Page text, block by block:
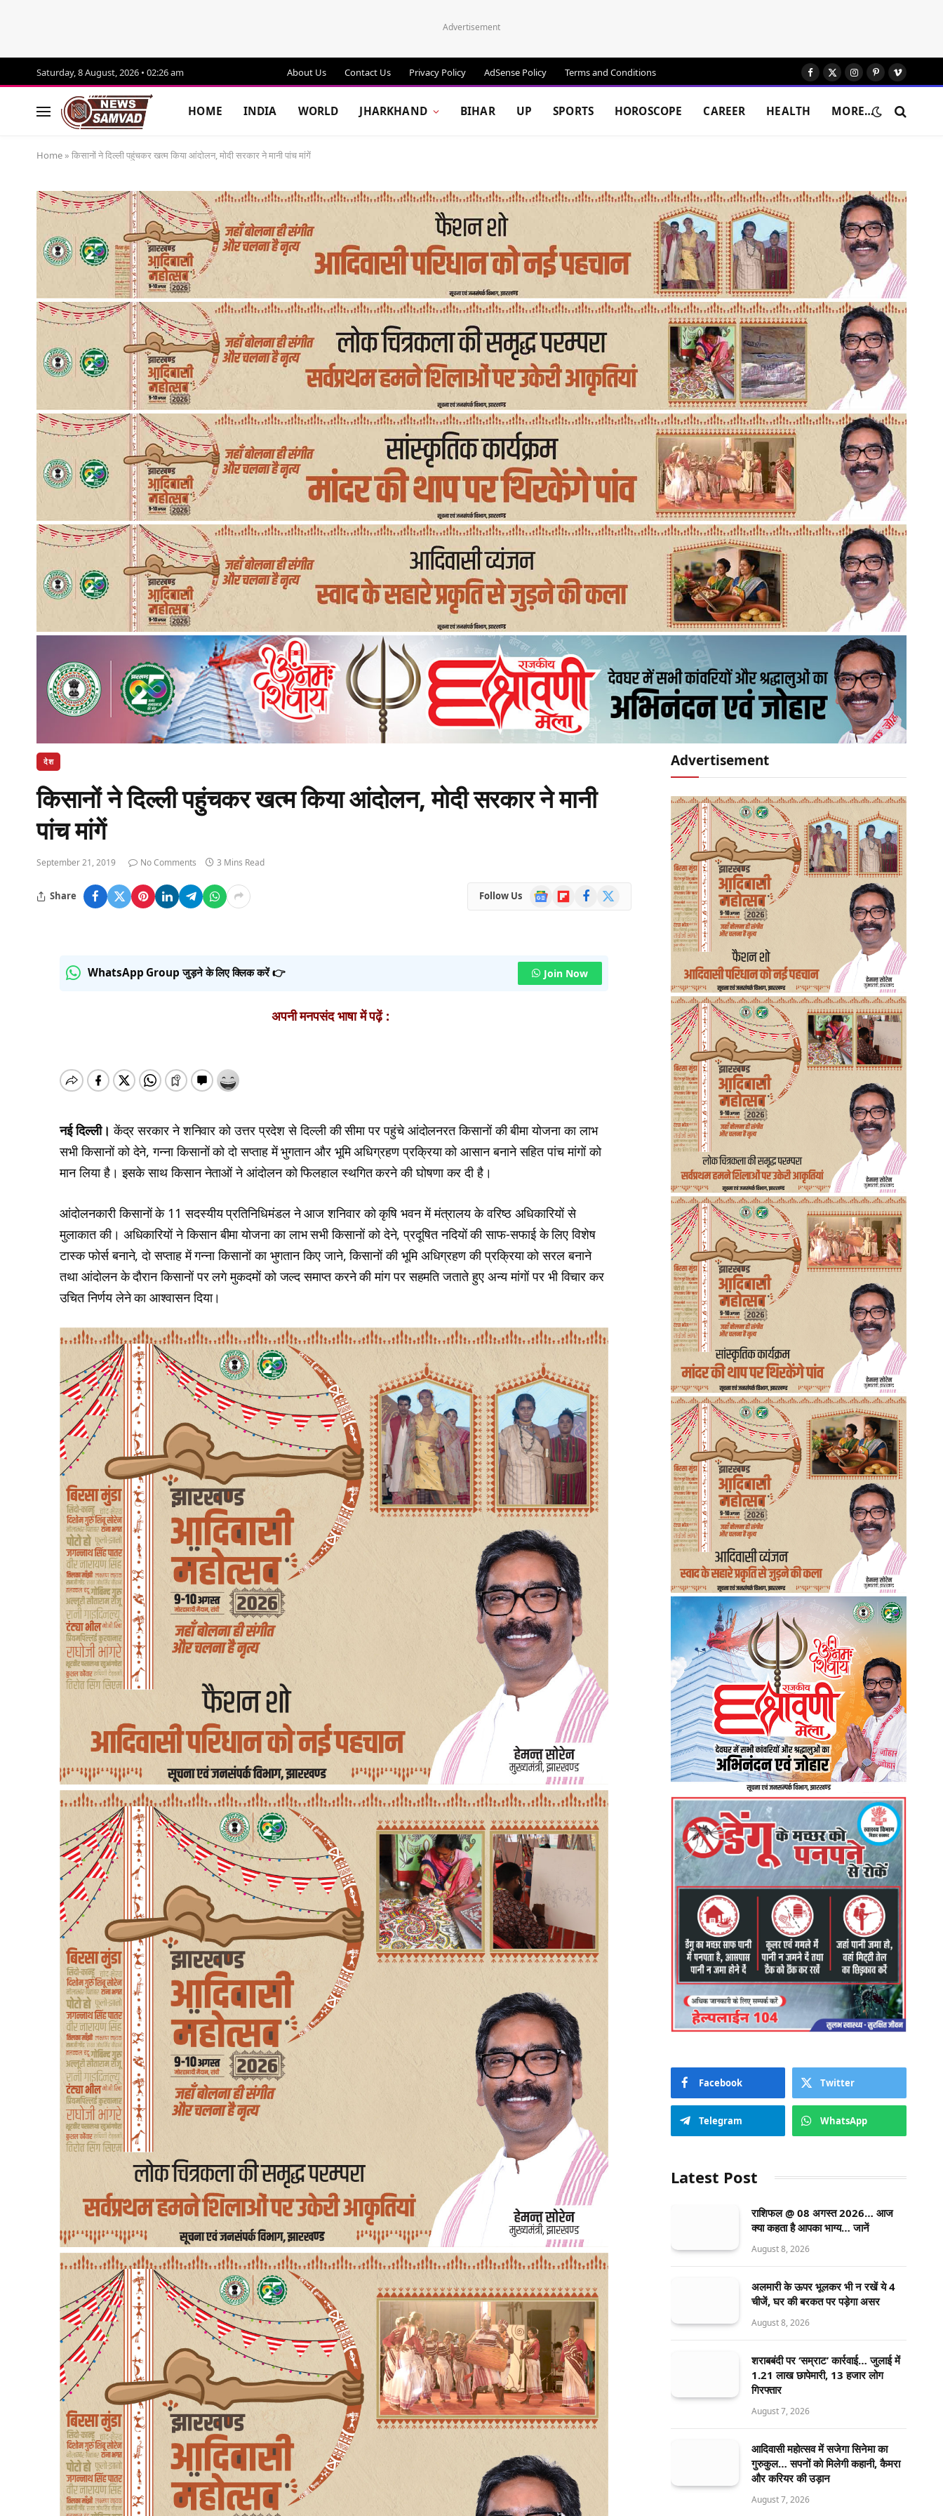
Advertisement
Saturday, 8 August, 2026 • 02:26 am About Us Contact Us Privacy Policy AdSense Policy Terms and Conditions Facebook
X
Instagram
Pinterest
Vimeo
HOME INDIA WORLD JHARKHAND BIHAR UP SPORTS HOROSCOPE CAREER HEALTH MORE…
Home » किसानों ने दिल्ली पहुंचकर खत्म किया आंदोलन, मोदी सरकार ने मानी पांच मांगें
देश
किसानों ने दिल्ली पहुंचकर खत्म किया आंदोलन, मोदी सरकार ने मानी
पांच मांगें
September 21, 2019 No Comments 3 Mins Read
Share Follow Us
Google
News
FlipboardFacebook
WhatsApp Group जुड़ने के लिए क्लिक करें 👉 Join Now
अपनी मनपसंद भाषा में पढ़ें :
नई दिल्ली। केंद्र सरकार ने शनिवार को उत्तर प्रदेश से दिल्ली की सीमा पर पहुंचे आंदोलनरत किसानों की बीमा योजना का लाभ
सभी किसानों को देने, गन्ना किसानों को दो सप्ताह में भुगतान और भूमि अधिग्रहण प्रक्रिया को आसान बनाने सहित पांच मांगों को
मान लिया है। इसके साथ किसान नेताओं ने आंदोलन को फिलहाल स्थगित करने की घोषणा कर दी है।
आंदोलनकारी किसानों के 11 सदस्यीय प्रतिनिधिमंडल ने आज शनिवार को कृषि भवन में मंत्रालय के वरिष्ठ अधिकारियों से
मुलाकात की। अधिकारियों ने किसान बीमा योजना का लाभ सभी किसानों को देने, प्रदूषित नदियों की साफ-सफाई के लिए विशेष
टास्क फोर्स बनाने, दो सप्ताह में गन्ना किसानों का भुगतान किए जाने, किसानों की भूमि अधिग्रहण की प्रक्रिया को सरल बनाने
तथा आंदोलन के दौरान किसानों पर लगे मुकदमों को जल्द समाप्त करने की मांग पर सहमति जताते हुए अन्य मांगों पर भी विचार कर
उचित निर्णय लेने का आश्वासन दिया।
Advertisement
Facebook Twitter
Telegram WhatsApp
Latest Post
राशिफल @ 08 अगस्त 2026… आज
क्या कहता है आपका भाग्य… जानें
August 8, 2026
अलमारी के ऊपर भूलकर भी न रखें ये 4
चीजें, घर की बरकत पर पड़ेगा असर
August 8, 2026
शराबबंदी पर ‘सम्राट’ कार्रवाई… जुलाई में
1.21 लाख छापेमारी, 13 हजार लोग
गिरफ्तार
August 7, 2026
आदिवासी महोत्सव में सजेगा सिनेमा का
गुरुकुल… सपनों को मिलेगी कहानी, कैमरा
और करियर की उड़ान
August 7, 2026